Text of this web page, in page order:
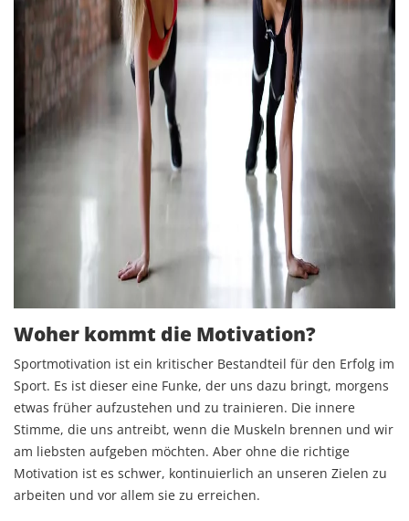
Woher kommt die Motivation?
Sportmotivation ist ein kritischer Bestandteil für den Erfolg im
Sport. Es ist dieser eine Funke, der uns dazu bringt, morgens
etwas früher aufzustehen und zu trainieren. Die innere
Stimme, die uns antreibt, wenn die Muskeln brennen und wir
am liebsten aufgeben möchten. Aber ohne die richtige
Motivation ist es schwer, kontinuierlich an unseren Zielen zu
arbeiten und vor allem sie zu erreichen.